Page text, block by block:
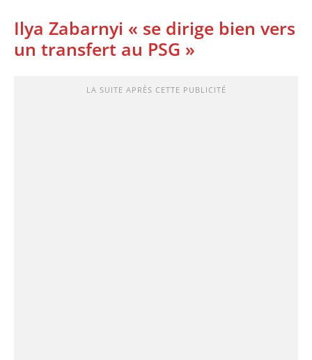
Ilya Zabarnyi « se dirige bien vers
un transfert au PSG »
LA SUITE APRÈS CETTE PUBLICITÉ